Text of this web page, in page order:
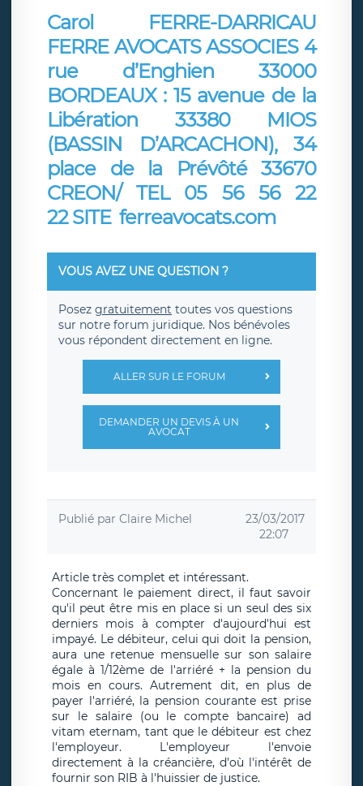
Carol FERRE-DARRICAU
FERRE AVOCATS ASSOCIES 4
rue d’Enghien 33000
BORDEAUX : 15 avenue de la
Libération 33380 MIOS
(BASSIN D’ARCACHON), 34
place de la Prévôté 33670
CREON/ TEL 05 56 56 22
22 SITE ferreavocats.com
VOUS AVEZ UNE QUESTION ?
Posez gratuitement toutes vos questions
sur notre forum juridique. Nos bénévoles
vous répondent directement en ligne.
ALLER SUR LE FORUM
DEMANDER UN DEVIS À UN
AVOCAT
Publié par Claire Michel
23/03/2017
22:07
Article très complet et intéressant.
Concernant le paiement direct, il faut savoir
qu'il peut être mis en place si un seul des six
derniers mois à compter d'aujourd'hui est
impayé. Le débiteur, celui qui doit la pension,
aura une retenue mensuelle sur son salaire
égale à 1/12ème de l'arriéré + la pension du
mois en cours. Autrement dit, en plus de
payer l'arriéré, la pension courante est prise
sur le salaire (ou le compte bancaire) ad
vitam eternam, tant que le débiteur est chez
l'employeur. L'employeur l'envoie
directement à la créancière, d'où l'intérêt de
fournir son RIB à l'huissier de justice.